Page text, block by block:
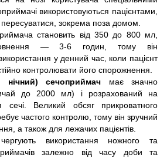
використовуються пацієнтами,
пересуватися, зокрема поза домом.
становить від 350 до 800 мл,
— 3-6 годин, тому він
у денний час, коли пацієнт
контролювати його спорожнення.
нічний) сечоприймач має значно
до 2000 мл) і розрахований на
сечі. Великий обсяг прикроватного
частого контролю, тому він зручний
а також для лежачих пацієнтів.
використання ножного та
залежно від часу доби та